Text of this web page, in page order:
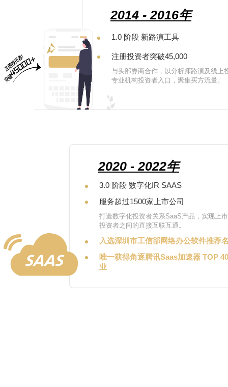
2014 - 2016年
1.0 阶段 新路演工具
注册投资者突破45,000
与头部券商合作，以分析师路演及线上
专业机构投资者入口，聚集买方流量。
2020 - 2022年
3.0 阶段 数字化IR SAAS
服务超过1500家上市公司
打造数字化投资者关系SaaS产品，实现上
投资者之间的直接互联互通。
入选深圳市工信部网络办公软件推荐
唯一获得角逐腾讯Saas加速器 TOP
业